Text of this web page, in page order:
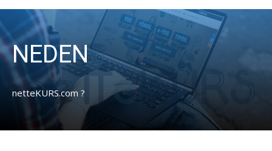
NEDEN
netteKURS.com ?